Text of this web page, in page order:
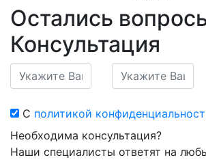
Остались
Консультация
С политикой
Необходима консультация?
Наши специалисты ответят на